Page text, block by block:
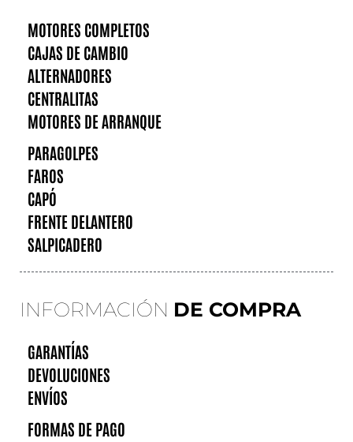
MOTORES COMPLETOS
CAJAS DE CAMBIO
ALTERNADORES
CENTRALITAS
MOTORES DE ARRANQUE
PARAGOLPES
FAROS
CAPÓ
FRENTE DELANTERO
SALPICADERO
INFORMACIÓN DE COMPRA
GARANTÍAS
DEVOLUCIONES
ENVÍOS
FORMAS DE PAGO